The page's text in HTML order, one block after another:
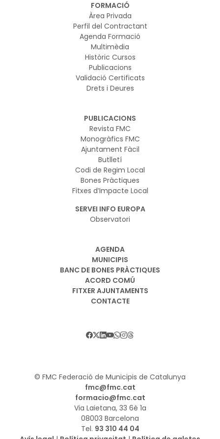
FORMACIÓ
Àrea Privada
Perfil del Contractant
Agenda Formació
Multimèdia
Històric Cursos
Publicacions
Validació Certificats
Drets i Deures
PUBLICACIONS
Revista FMC
Monogràfics FMC
Ajuntament Fàcil
Butlletí
Codi de Regim Local
Bones Pràctiques
Fitxes d’Impacte Local
SERVEI INFO EUROPA
Observatori
AGENDA
MUNICIPIS
BANC DE BONES PRÀCTIQUES
ACORD COMÚ
FITXER AJUNTAMENTS
CONTACTE
© FMC Federació de Municipis de Catalunya
fmc@fmc.cat
formacio@fmc.cat
Via Laietana, 33 6è 1a
08003 Barcelona
Tel. 93 310 44 04